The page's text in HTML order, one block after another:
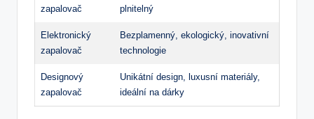
zapalovač
plnitelný
Elektronický
zapalovač
Bezplamenný, ekologický, inovativní
technologie
Designový
zapalovač
Unikátní design, luxusní materiály,
ideální na dárky